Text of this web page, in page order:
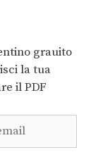
grauito
la tua
il PDF